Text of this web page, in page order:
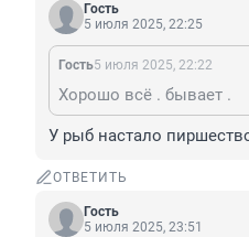
Гость
5 июля 2025, 22:25
Гость5 июля 2025, 22:22
Хорошо всё . бывает .
У рыб настало
ОТВЕТИТЬ
Гость
5 июля 2025, 23:51